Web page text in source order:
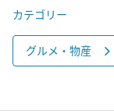
カテゴリー
グルメ・物産